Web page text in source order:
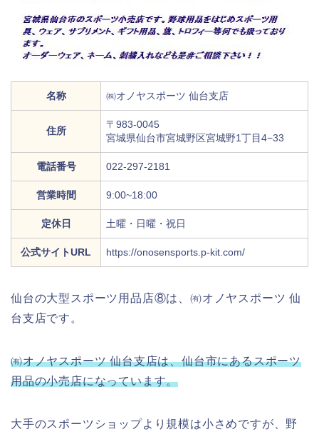
名称 ㈱オノヤスポーツ 仙台支店
住所
〒983-0045
宮城県仙台市宮城野区宮城野1丁目4−33
電話番号 022-297-2181
営業時間 9:00~18:00
定休日 土曜・日曜・祝日
公式サイトURL https://onosensports.p-kit.com/
仙台の大型スポーツ用品店⑧は、㈲オノヤスポーツ 仙
台支店です。
㈲オノヤスポーツ 仙台支店は、仙台市にあるスポーツ
用品の小売店になっています。
大手のスポーツショップより規模は小さめですが、野